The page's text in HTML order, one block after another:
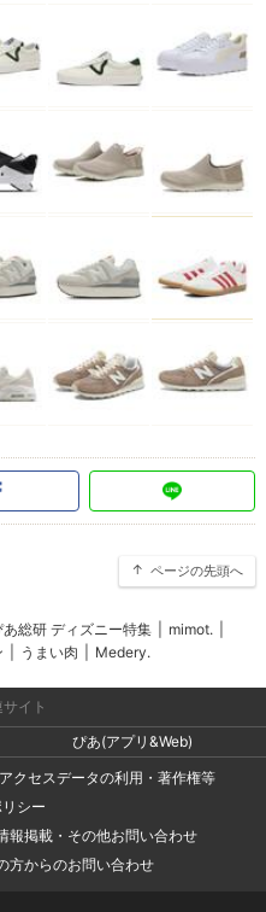
ページの先頭へ
あ総研 ディズニー特集 mimot.
うまい肉 Medery.
イト
ぴあ(アプリ&Web)
アクセスデータの利用・著作権等
シー
報掲載・その他お問い合わせ
方からのお問い合わせ